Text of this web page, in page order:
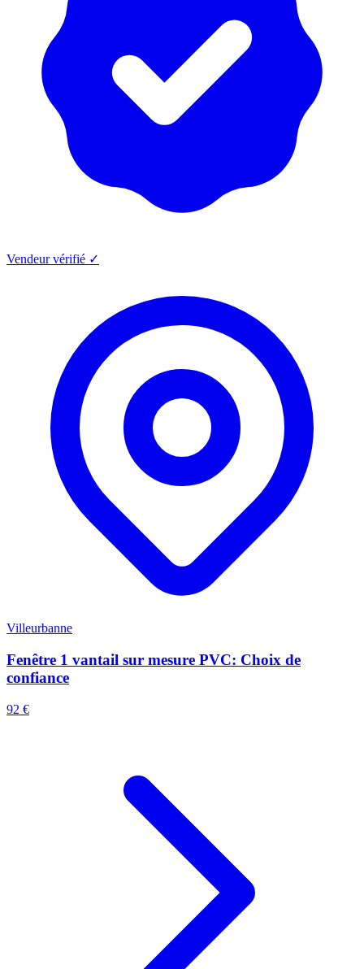
Vendeur vérifié ✓
Villeurbanne
Fenêtre 1 vantail sur mesure PVC: Choix de
confiance
92 €